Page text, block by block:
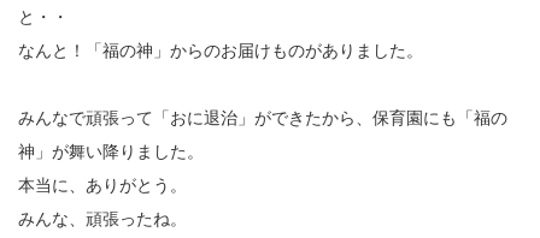
と・・
なんと！「福の神」からのお届けものがありました。
みんなで頑張って「おに退治」ができたから、保育園にも「福の
神」が舞い降りました。
本当に、ありがとう。
みんな、頑張ったね。